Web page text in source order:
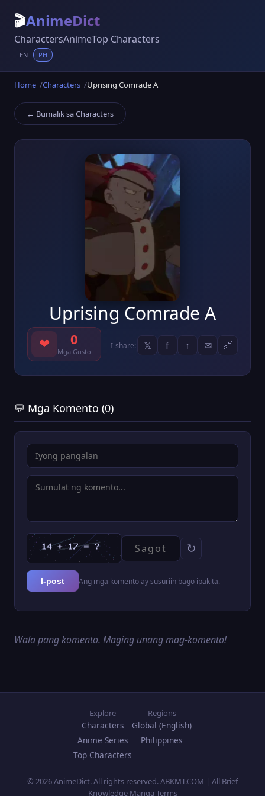
🎬AnimeDict
CharactersAnimeTop Characters
EN PH
Home Characters Uprising Comrade A
← Bumalik sa Characters
Uprising Comrade A
❤ 0
Mga Gusto
I-share: 𝕏 f ↑ ✉ 🔗
💬 Mga Komento (0)
↻
I-post Ang mga komento ay susuriin bago ipakita.
Wala pang komento. Maging unang mag-komento!
Explore
Characters
Anime Series
Top Characters
Regions
Global (English)
Philippines
© 2026 AnimeDict. All rights reserved. ABKMT.COM | All Brief
Knowledge Manga Terms